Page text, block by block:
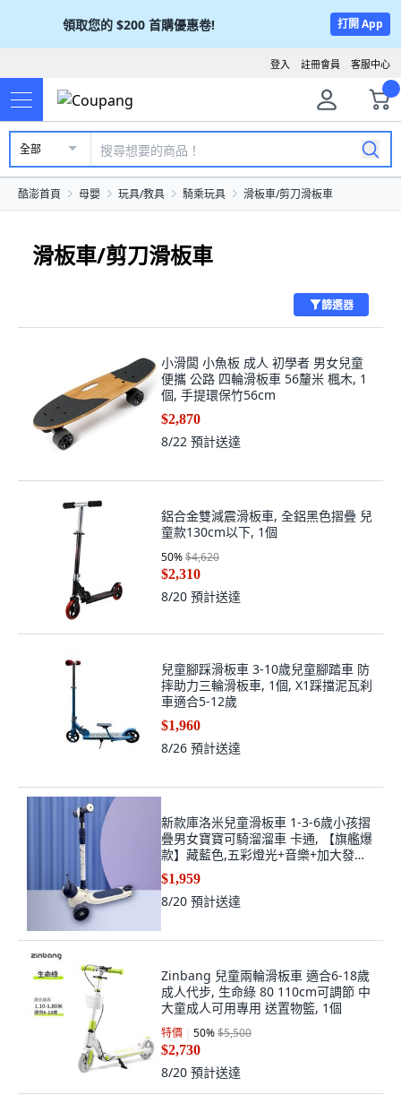
領取您的 $200 首購優惠卷! 打開 App
客服中心
註冊會員
登入
全部
酷澎首頁 母嬰 玩具/教具 騎乘玩具 滑板車/剪刀滑板車
滑板車/剪刀滑板車
篩選器
小滑闆 小魚板 成人 初學者 男女兒童
便攜 公路 四輪滑板車 56釐米 楓木, 1
個, 手提環保竹56cm
$2,870
8/22 預計送達
鋁合金雙減震滑板車, 全鋁黑色摺疊 兒
童款130cm以下, 1個
50%$4,620
$2,310
8/20 預計送達
兒童腳踩滑板車 3-10歲兒童腳踏車 防
摔助力三輪滑板車, 1個, X1踩擋泥瓦刹
車適合5-12歲
$1,960
8/26 預計送達
新款庫洛米兒童滑板車 1-3-6歲小孩摺
疊男女寶寶可騎溜溜車 卡通, 【旗艦爆
款】藏藍色,五彩燈光+音樂+加大發泡
路輪, 1個
$1,959
8/20 預計送達
Zinbang 兒童兩輪滑板車 適合6-18歲
成人代步, 生命綠 80 110cm可調節 中
大童成人可用專用 送置物籃, 1個
特價 50%$5,500
$2,730
8/20 預計送達